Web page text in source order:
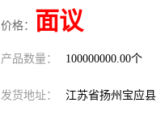
价格： 面议
产品数量： 100000000.00个
发货地址： 江苏省扬州宝应县